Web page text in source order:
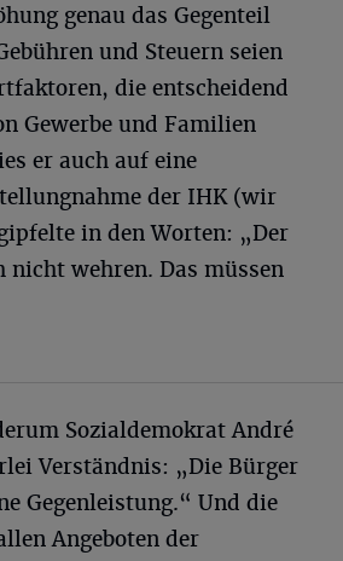
genau das Gegenteil
und Steuern seien
die entscheidend
Gewerbe und Familien
er auch auf eine
der IHK (wir
in den Worten: „Der
nicht wehren. Das müssen
Sozialdemokrat André
Verständnis: „Die Bürger
Gegenleistung.“ Und die
Angeboten der